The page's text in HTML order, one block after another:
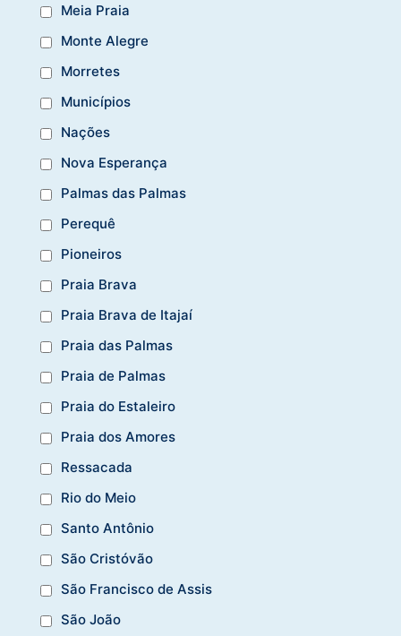
Meia Praia
Monte Alegre
Morretes
Municípios
Nações
Nova Esperança
Palmas das Palmas
Perequê
Pioneiros
Praia Brava
Praia Brava de Itajaí
Praia das Palmas
Praia de Palmas
Praia do Estaleiro
Praia dos Amores
Ressacada
Rio do Meio
Santo Antônio
São Cristóvão
São Francisco de Assis
São João